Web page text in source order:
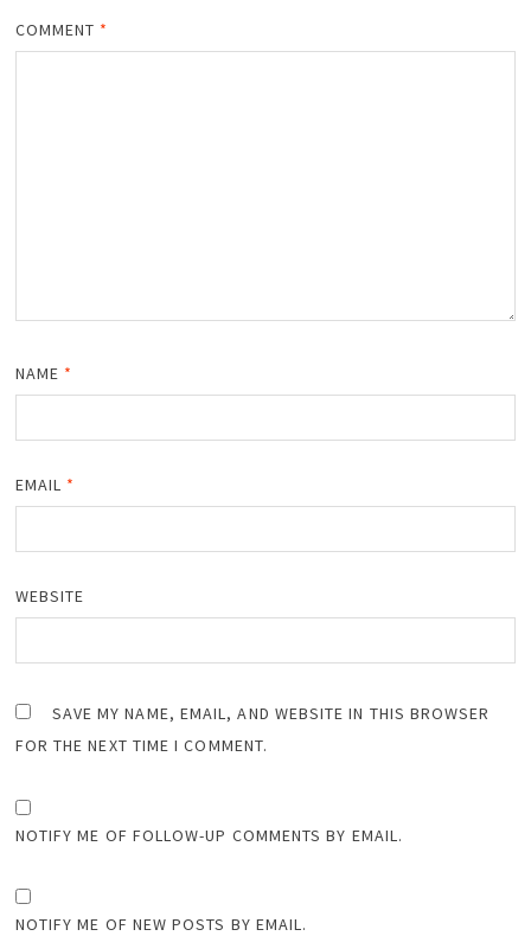
COMMENT *
NAME *
EMAIL *
WEBSITE
SAVE MY NAME, EMAIL, AND WEBSITE IN THIS BROWSER
FOR THE NEXT TIME I COMMENT.
NOTIFY ME OF FOLLOW-UP COMMENTS BY EMAIL.
NOTIFY ME OF NEW POSTS BY EMAIL.